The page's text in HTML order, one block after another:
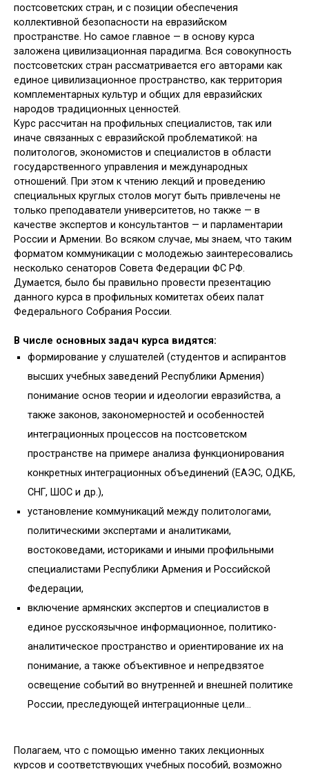
постсоветских стран, и с позиции обеспечения
коллективной безопасности на евразийском
пространстве. Но самое главное — в основу курса
заложена цивилизационная парадигма. Вся совокупность
постсоветских стран рассматривается его авторами как
единое цивилизационное пространство, как территория
комплементарных культур и общих для евразийских
народов традиционных ценностей.
Курс рассчитан на профильных специалистов, так или
иначе связанных с евразийской проблематикой: на
политологов, экономистов и специалистов в области
государственного управления и международных
отношений. При этом к чтению лекций и проведению
специальных круглых столов могут быть привлечены не
только преподаватели университетов, но также — в
качестве экспертов и консультантов — и парламентарии
России и Армении. Во всяком случае, мы знаем, что таким
форматом коммуникации с молодежью заинтересовались
несколько сенаторов Совета Федерации ФС РФ.
Думается, было бы правильно провести презентацию
данного курса в профильных комитетах обеих палат
Федерального Собрания России.
В числе основных задач курса видятся:
формирование у слушателей (студентов и аспирантов
высших учебных заведений Республики Армения)
понимание основ теории и идеологии евразийства, а
также законов, закономерностей и особенностей
интеграционных процессов на постсоветском
пространстве на примере анализа функционирования
конкретных интеграционных объединений (ЕАЭС, ОДКБ,
СНГ, ШОС и др.),
установление коммуникаций между политологами,
политическими экспертами и аналитиками,
востоковедами, историками и иными профильными
специалистами Республики Армения и Российской
Федерации,
включение армянских экспертов и специалистов в
единое русскоязычное информационное, политико-
аналитическое пространство и ориентирование их на
понимание, а также объективное и непредвзятое
освещение событий во внутренней и внешней политике
России, преследующей интеграционные цели…
Полагаем, что с помощью именно таких лекционных
курсов и соответствующих учебных пособий, возможно